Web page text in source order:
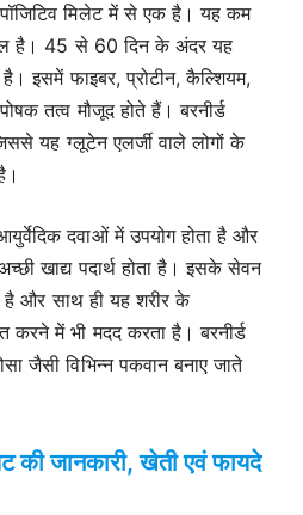
मिलेट में से एक है। यह कम
है। 45 से 60 दिन के अंदर यह
इसमें फाइबर, प्रोटीन, कैल्शियम,
तत्व मौजूद होते हैं। बरनीर्ड
यह ग्लूटेन एलर्जी वाले लोगों के
दवाओं में उपयोग होता है और
खाद्य पदार्थ होता है। इसके सेवन
और साथ ही यह शरीर के
करने में भी मदद करता है। बरनीर्ड
जैसी विभिन्न पकवान बनाए जाते
की जानकारी, खेती एवं फायदे